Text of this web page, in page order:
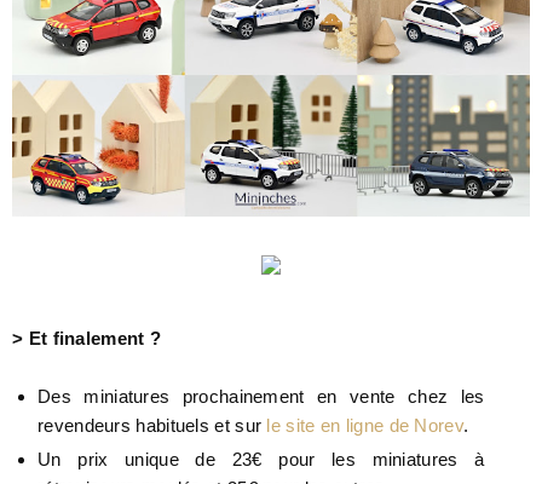
> Et finalement ?
Des miniatures prochainement en vente chez les
revendeurs habituels et sur le site en ligne de Norev.
Un prix unique de 23€ pour les miniatures à